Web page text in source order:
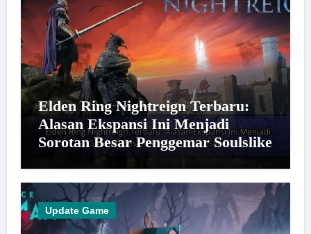
Elden Ring Nightreign Terbaru:
Alasan Ekspansi Ini Menjadi
Sorotan Besar Penggemar Soulslike
Update Game